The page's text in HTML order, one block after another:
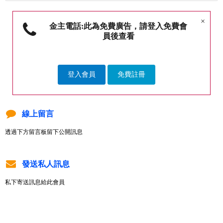
×
金主電話:此為免費廣告，請登入免費會
員後查看
登入會員 免費註冊
線上留言
透過下方留言板留下公開訊息
發送私人訊息
私下寄送訊息給此會員